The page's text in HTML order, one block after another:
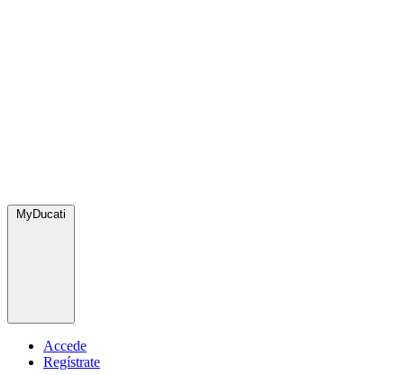
MyDucati
Accede
Regístrate